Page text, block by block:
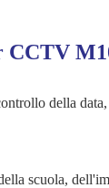
della
scuola,